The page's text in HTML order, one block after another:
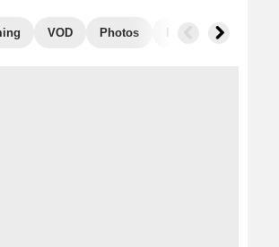
VOD Photos Films similaires